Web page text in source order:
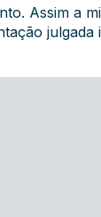
Assim a
julgada